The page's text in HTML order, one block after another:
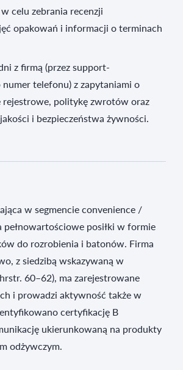
celu zebrania recenzji
opakowań i informacji o terminach
z firmą (przez support-
telefonu) z zapytaniami o
rejestrowe, politykę zwrotów oraz
i bezpieczeństwa żywności.
w segmencie convenience /
posiłki w formie
do rozrobienia i batonów. Firma
z siedzibą wskazywaną w
60–62), ma zarejestrowane
i prowadzi aktywność także w
certyfikację B
ukierunkowaną na produkty
odżywczym.